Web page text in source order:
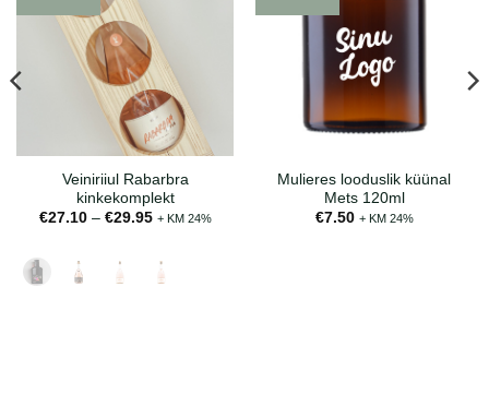
Veiniriiul Rabarbra
kinkekomplekt
€27.10 – €29.95Hinnavahemik:
€29.95
+ KM 24%
Mulieres looduslik küünal
Mets 120ml
€7.50 + KM 24%